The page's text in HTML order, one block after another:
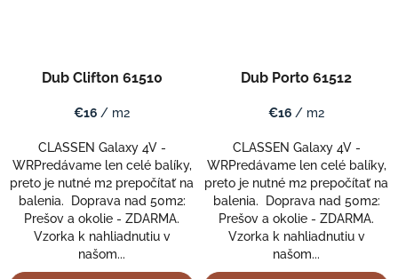
Dub Clifton 61510
€16 / m2
CLASSEN Galaxy 4V -
WRPredávame len celé balíky,
preto je nutné m2 prepočítať na
balenia. Doprava nad 50m2:
Prešov a okolie - ZDARMA.
Vzorka k nahliadnutiu v
našom...
Dub Porto 61512
€16 / m2
CLASSEN Galaxy 4V -
WRPredávame len celé balíky,
preto je nutné m2 prepočítať na
balenia. Doprava nad 50m2:
Prešov a okolie - ZDARMA.
Vzorka k nahliadnutiu v
našom...